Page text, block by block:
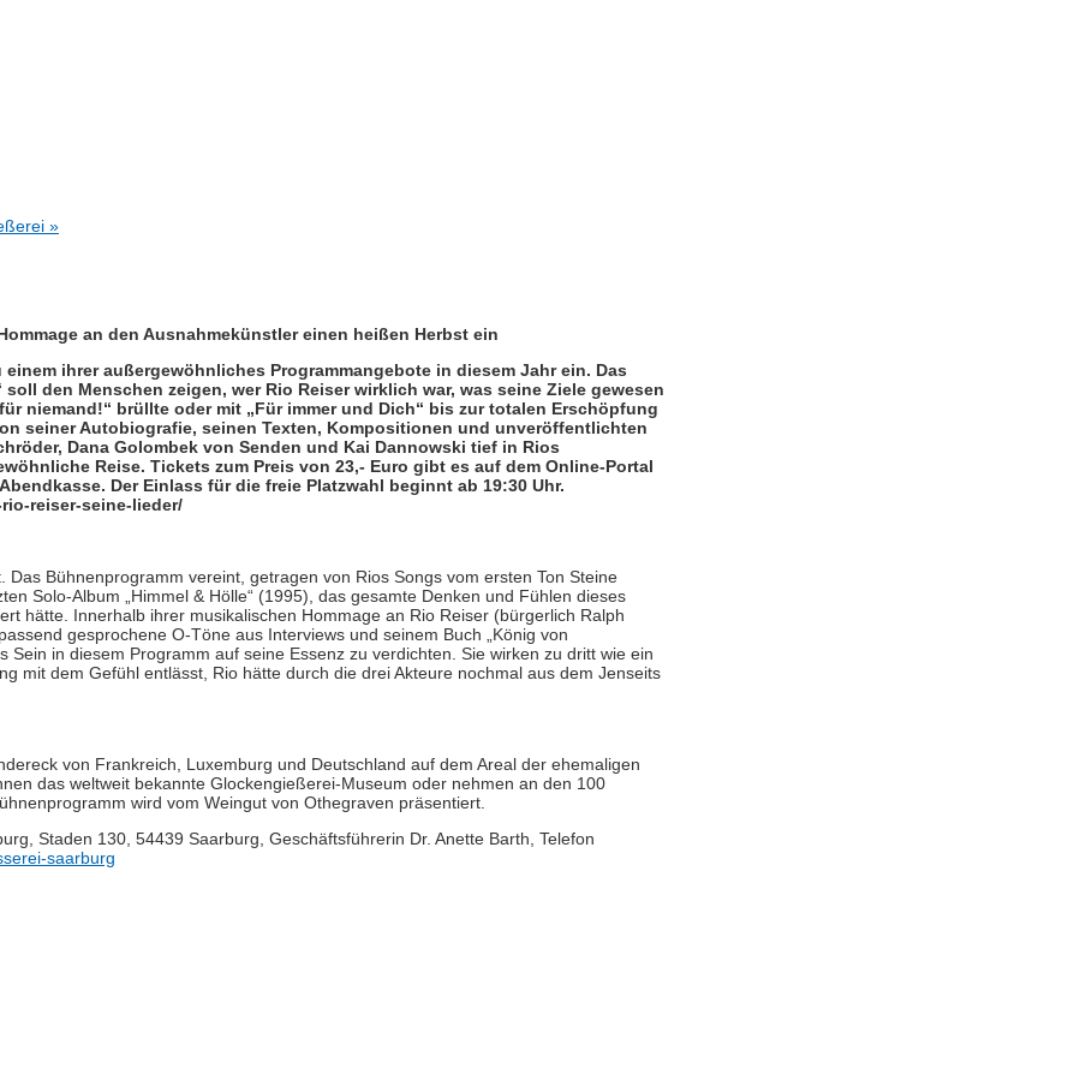
»
an den Ausnahmekünstler einen heißen Herbst ein
ihrer außergewöhnliches Programmangebote in diesem Jahr ein. Das
den Menschen zeigen, wer Rio Reiser wirklich war, was seine Ziele gewesen
niemand!“ brüllte oder mit „Für immer und Dich“ bis zur totalen Erschöpfung
seiner Autobiografie, seinen Texten, Kompositionen und unveröffentlichten
Dana Golombek von Senden und Kai Dannowski tief in Rios
Reise. Tickets zum Preis von 23,- Euro gibt es auf dem Online-Portal
Der Einlass für die freie Platzwahl beginnt ab 19:30 Uhr.
reiser-seine-lieder/
Das Bühnenprogramm vereint, getragen von Rios Songs vom ersten Ton Steine
Solo-Album „Himmel & Hölle“ (1995), das gesamte Denken und Fühlen dieses
hätte. Innerhalb ihrer musikalischen Hommage an Rio Reiser (bürgerlich Ralph
gesprochene O-Töne aus Interviews und seinem Buch „König von
in diesem Programm auf seine Essenz zu verdichten. Sie wirken zu dritt wie ein
mit dem Gefühl entlässt, Rio hätte durch die drei Akteure nochmal aus dem Jenseits
von Frankreich, Luxemburg und Deutschland auf dem Areal der ehemaligen
das weltweit bekannte Glockengießerei-Museum oder nehmen an den 100
wird vom Weingut von Othegraven präsentiert.
Staden 130, 54439 Saarburg, Geschäftsführerin Dr. Anette Barth, Telefon
saarburg